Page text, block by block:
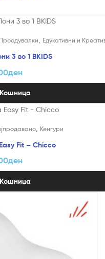
Проодувалки Едукативни и
3 во 1 BKIDS
ден
Кенгури
Fit – Chicco
ден